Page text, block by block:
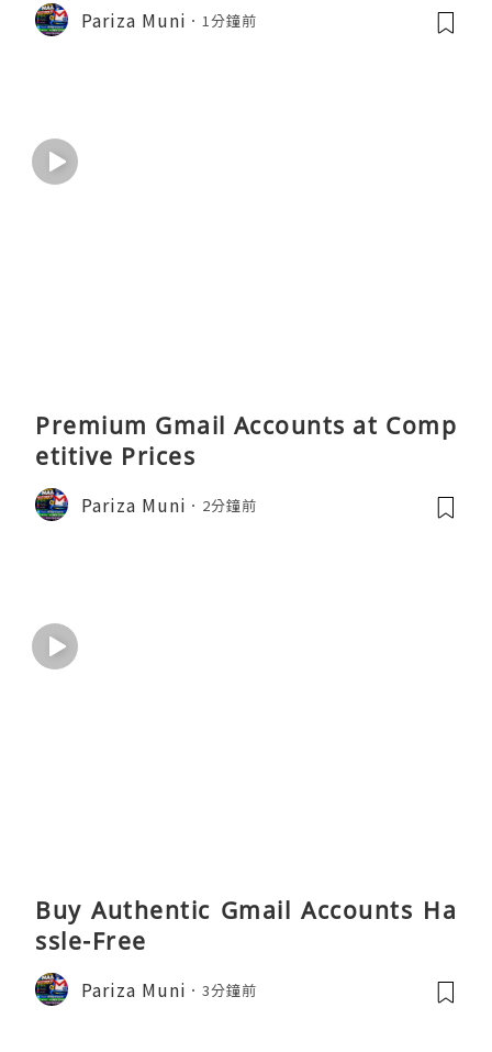
Pariza Muni 1分鐘前
Premium Gmail Accounts at Comp
etitive Prices
Pariza Muni 2分鐘前
Buy Authentic Gmail Accounts Ha
ssle-Free
Pariza Muni 3分鐘前